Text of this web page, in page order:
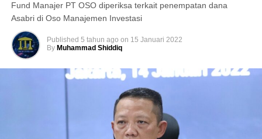
Fund Manajer PT OSO diperiksa terkait penempatan dana
Asabri di Oso Manajemen Investasi
Published 5 tahun ago on 15 Januari 2022
By Muhammad Shiddiq